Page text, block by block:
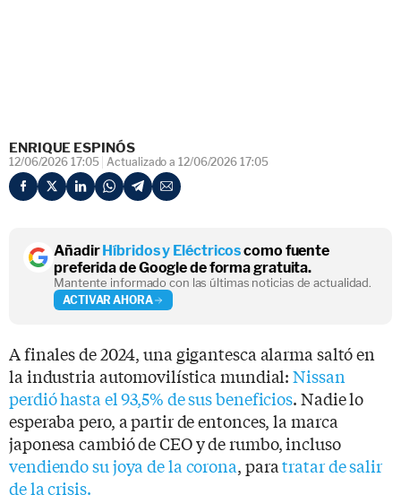
ENRIQUE ESPINÓS
12/06/2026 17:05 Actualizado a 12/06/2026 17:05
AñadirHíbridos y Eléctricoscomo fuente
preferida de Google de forma gratuita.
Mantente informado con las últimas noticias de actualidad.
ACTIVAR AHORA
A finales de 2024, una gigantesca alarma saltó en
la industria automovilística mundial:Nissan
perdió hasta el 93,5% de sus beneficios. Nadie lo
esperaba pero, a partir de entonces, la marca
japonesa cambió de CEO y de rumbo, incluso
vendiendo su joya de la corona, paratratar de salir
de la crisis.